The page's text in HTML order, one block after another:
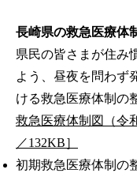
長崎県の救急医療体
県民の皆さまが住み
よう、昼夜を問わず
ける救急医療体制の
救急医療体制図（令
／132KB］
初期救急医療体制の